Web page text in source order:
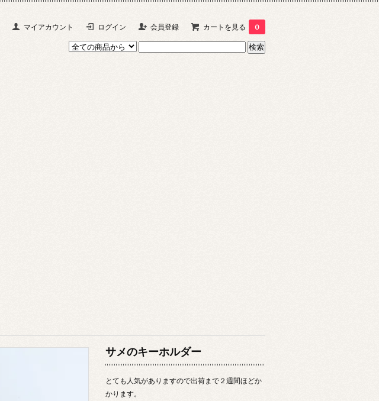
マイアカウント ログイン 会員登録 カートを見る 0
サメのキーホルダー
とても人気がありますので出荷まで２週間ほどか
かります。